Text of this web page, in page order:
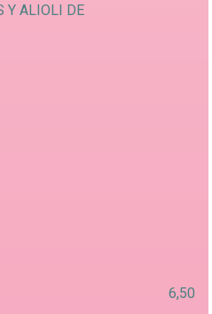
Y ALIOLI DE
6,50